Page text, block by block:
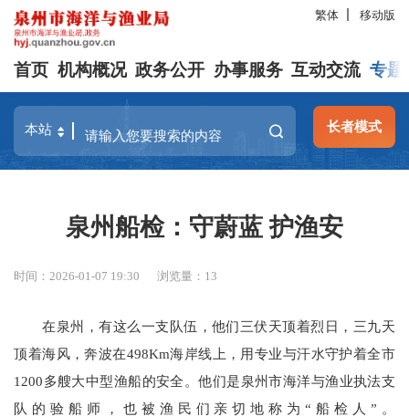
繁体 移动版
首页 机构概况 政务公开 办事服务 互动交流 专题
长者模式
泉州船检：守蔚蓝 护渔安
时间：2026-01-07 19:30 浏览量： 13
在泉州，有这么一支队伍，他们三伏天顶着烈日，三九天
顶着海风，奔波在498Km海岸线上，用专业与汗水守护着全市
1200多艘大中型渔船的安全。他们是泉州市海洋与渔业执法支
队的验船师，也被渔民们亲切地称为“船检人”。